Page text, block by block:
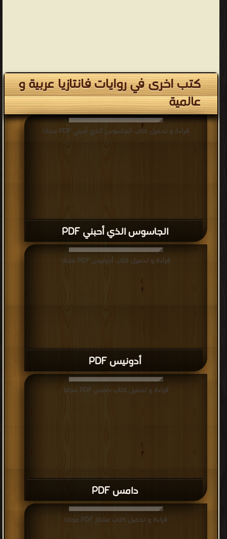
كتب اخرى في روايات فانتازيا عربية و
عالمية
الجاسوس الذي أحبني PDF
قراءة و تحميل كتاب الجاسوس الذي أحبني PDF مجانا
أدونيس PDF
قراءة و تحميل كتاب أدونيس PDF مجانا
دامس PDF
قراءة و تحميل كتاب دامس PDF مجانا
قراءة و تحميل كتاب عشتار PDF مجانا